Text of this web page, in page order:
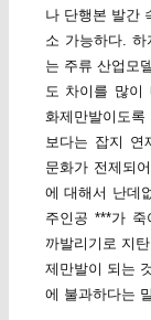
나 단행본 발간
소 가능하다.
는 주류 산업모
도 차이를 많이
화제만발이도
보다는 잡지 연
문화가 전제되
에 대해서 난데
주인공 ***가
까발리기로 지
제만발이 되는
에 불과하다는